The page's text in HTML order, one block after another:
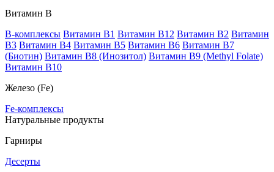
Витамин В
B-комплексы Витамин B1 Витамин B12 Витамин B2 Витамин
B3 Витамин B4 Витамин B5 Витамин B6 Витамин B7
(Биотин) Витамин B8 (Инозитол) Витамин B9 (Methyl Folate)
Витамин В10
Железо (Fe)
Fe-комплексы
Натуральные продукты
Гарниры
Десерты